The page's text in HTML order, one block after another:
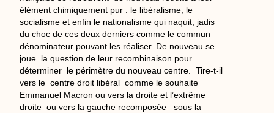
élément chimiquement pur : le libéralisme, le
socialisme et enfin le nationalisme qui naquit, jadis
du choc de ces deux derniers comme le commun
dénominateur pouvant les réaliser. De nouveau se
joue la question de leur recombinaison pour
déterminer le périmètre du nouveau centre. Tire-t-il
vers le centre droit libéral comme le souhaite
Emmanuel Macron ou vers la droite et l’extrême
droite ou vers la gauche recomposée sous la